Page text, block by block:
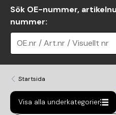
Sök OE-nummer,
nummer:
OE.nr / Art.nr / Visuellt nr
Startsida
Visa alla underkategorier